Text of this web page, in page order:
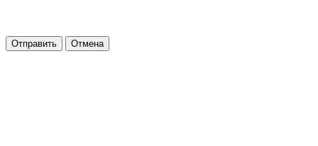
Отправить Отмена